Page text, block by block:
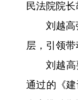
民法院院
刘越高
层，引领
刘越
通过的《